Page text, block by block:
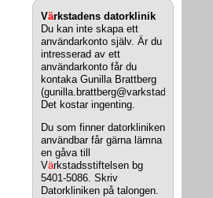
Värkstadens datorklinik
Du kan inte skapa ett
användarkonto själv. Är du
intresserad av ett
användarkonto får du
kontaka Gunilla Brattberg
(gunilla.brattberg@varkstaden.se).
Det kostar ingenting.
Du som finner datorkliniken
användbar får gärna lämna
en gåva till
Värkstadsstiftelsen bg
5401-5086. Skriv
Datorkliniken på talongen.